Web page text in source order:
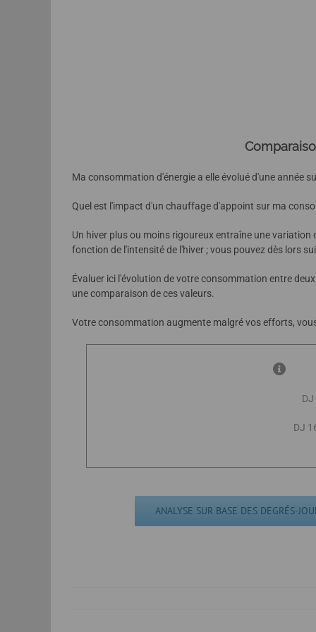
Ma consommation d'énergie a elle évolué d'une année
Quel est l'impact d'un chauffage d'appoint sur ma
Un hiver plus ou moins rigoureux entraîne une
fonction de l'intensité de l'hiver ; vous pouvez dès lors
Évaluer ici l'évolution de votre consommation entre
une comparaison de ces valeurs.
Votre consommation augmente malgré vos efforts,
DJ
DJ
ANALYSE SUR BASE DES DEGRÉS-